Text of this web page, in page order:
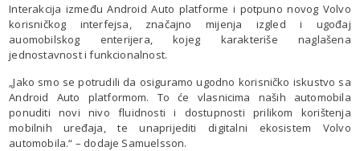
Interakcija između Android Auto platforme i potpuno novog Volvo
korisničkog interfejsa, značajno mijenja izgled i ugođaj
auomobilskog enterijera, kojeg karakteriše naglašena
jednostavnost i funkcionalnost.
„Jako smo se potrudili da osiguramo ugodno korisničko iskustvo sa
Android Auto platformom. To će vlasnicima naših automobila
ponuditi novi nivo fluidnosti i dostupnosti prilikom korištenja
mobilnih uređaja, te unaprijediti digitalni ekosistem Volvo
automobila.“ – dodaje Samuelsson.